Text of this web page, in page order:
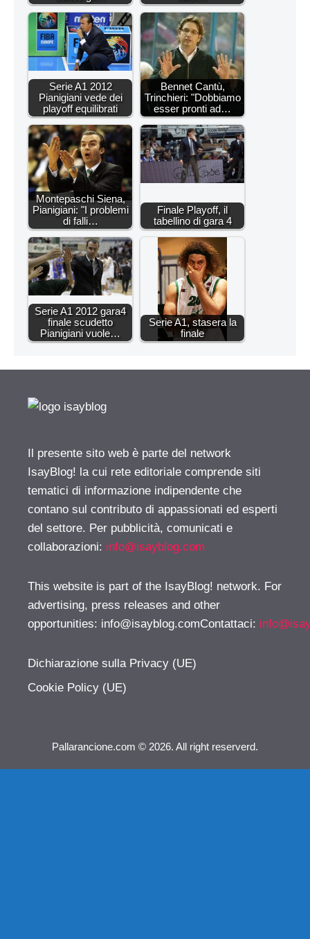
Serie A1 2012
Pianigiani vede dei
playoff equilibrati
Bennet Cantù,
Trinchieri: "Dobbiamo
esser pronti ad…
Montepaschi Siena,
Pianigiani: "I problemi
di falli…
Finale Playoff, il
tabellino di gara 4
Serie A1 2012 gara4
finale scudetto
Pianigiani vuole…
Serie A1, stasera la
finale
Il presente sito web è parte del network
IsayBlog! la cui rete editoriale comprende siti
tematici di informazione indipendente che
contano sul contributo di appassionati ed esperti
del settore. Per pubblicità, comunicati e
collaborazioni: info@isayblog.com
This website is part of the IsayBlog! network. For
advertising, press releases and other
opportunities: info@isayblog.comContattaci:
Dichiarazione sulla Privacy (UE)
Cookie Policy (UE)
Pallarancione.com © 2026. All right reserverd.